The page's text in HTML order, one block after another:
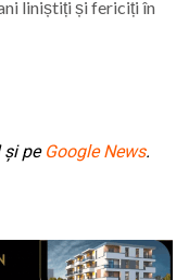
liniștiți și fericiți în
și pe Google News.